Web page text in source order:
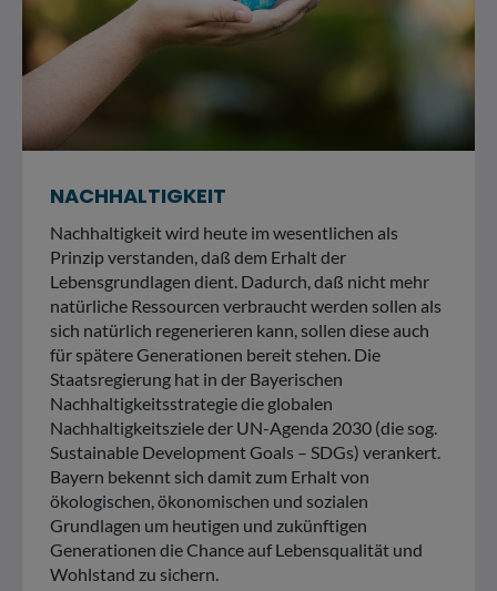
NACHHALTIGKEIT
Nachhaltigkeit wird heute im wesentlichen als
Prinzip verstanden, daß dem Erhalt der
Lebensgrundlagen dient. Dadurch, daß nicht mehr
natürliche Ressourcen verbraucht werden sollen als
sich natürlich regenerieren kann, sollen diese auch
für spätere Generationen bereit stehen. Die
Staatsregierung hat in der Bayerischen
Nachhaltigkeitsstrategie die globalen
Nachhaltigkeitsziele der UN-Agenda 2030 (die sog.
Sustainable Development Goals – SDGs) verankert.
Bayern bekennt sich damit zum Erhalt von
ökologischen, ökonomischen und sozialen
Grundlagen um heutigen und zukünftigen
Generationen die Chance auf Lebensqualität und
Wohlstand zu sichern.